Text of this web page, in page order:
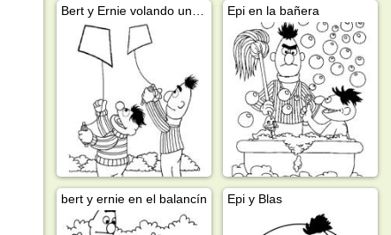
Epi en la bañera
bert y ernie en el balancín Epi y Blas